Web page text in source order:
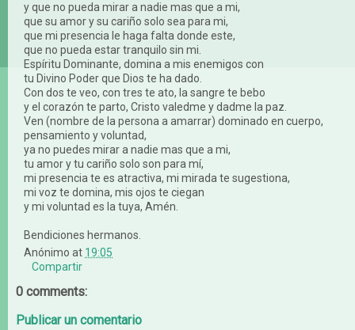
y que no pueda mirar a nadie mas que a mi,
que su amor y su cariño solo sea para mi,
que mi presencia le haga falta donde este,
que no pueda estar tranquilo sin mi.
Espíritu Dominante, domina a mis enemigos con
tu Divino Poder que Dios te ha dado.
Con dos te veo, con tres te ato, la sangre te bebo
y el corazón te parto, Cristo valedme y dadme la paz.
Ven (nombre de la persona a amarrar) dominado en cuerpo,
pensamiento y voluntad,
ya no puedes mirar a nadie mas que a mi,
tu amor y tu cariño solo son para mí,
mi presencia te es atractiva, mi mirada te sugestiona,
mi voz te domina, mis ojos te ciegan
y mi voluntad es la tuya, Amén.
Bendiciones hermanos.
Anónimo at 19:05
Compartir
0 comments:
Publicar un comentario